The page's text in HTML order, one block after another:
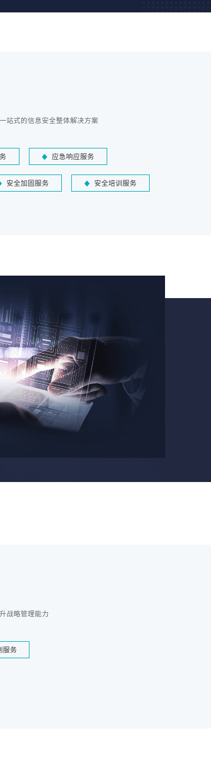
站式的信息安全整体解决方案
应急响应服务
安全加固服务 安全培训服务
战略管理能力
服务